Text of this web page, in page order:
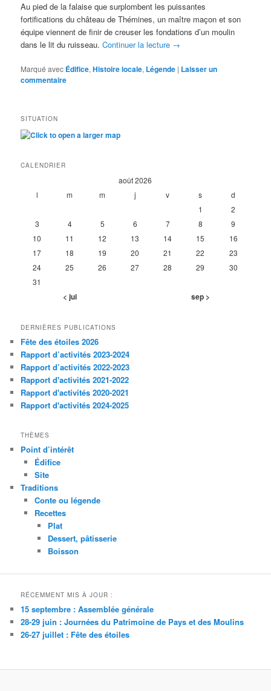
Au pied de la falaise que surplombent les puissantes
fortifications du château de Thémines, un maître maçon et son
équipe viennent de finir de creuser les fondations d’un moulin
dans le lit du ruisseau.Continuer la lecture →
Marqué avec Édifice,Histoire locale, Légende | Laisser un
commentaire
SITUATION
CALENDRIER
août 2026
l
m m j v s
d
1
2
3
4 5 6 7 8
9
10
11 12 13 14 15
16
17
18 19 20 21 22
23
24
25 26 27 28 29
30
31
< jui sep >
DERNIÈRES PUBLICATIONS
Fête des étoiles 2026
Rapport d’activités 2023-2024
Rapport d’activités 2022-2023
Rapport d'activités 2021-2022
Rapport d'activités 2020-2021
Rapport d'activités 2024-2025
THÈMES
Point d’intérêt
Édifice
Site
Traditions
Conte ou légende
Recettes
Plat
Dessert, pâtisserie
Boisson
RÉCEMMENT MIS À JOUR :
15 septembre : Assemblée générale
28-29 juin : Journées du Patrimoine de Pays et des Moulins
26-27 juillet : Fête des étoiles